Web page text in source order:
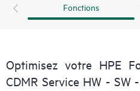
Fonctions
Optimisez votre HPE
CDMR Service HW -